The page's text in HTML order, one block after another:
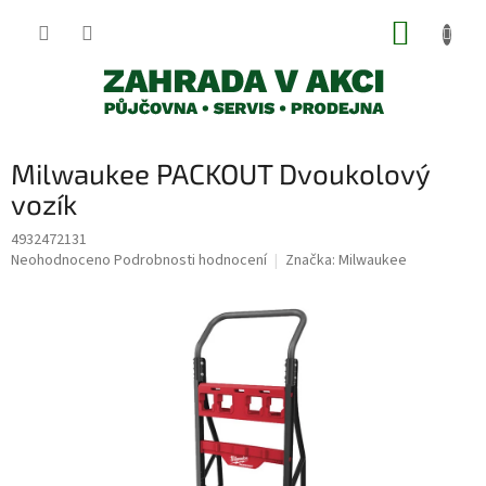
Milwaukee PACKOUT Dvoukolový
vozík
4932472131
Průměrné
Neohodnoceno Podrobnosti hodnocení Značka: Milwaukee